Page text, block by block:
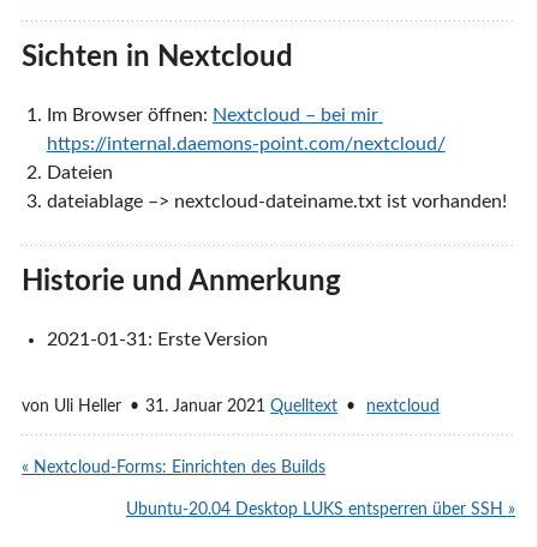
Sichten in Nextcloud
Im Browser öffnen: Nextcloud – bei mir
https://internal.daemons-point.com/nextcloud/
Dateien
dateiablage –> nextcloud-dateiname.txt ist vorhanden!
Historie und Anmerkung
2021-01-31: Erste Version
von Uli Heller 31. Januar 2021 Quelltext nextcloud
« Nextcloud-Forms: Einrichten des Builds
Ubuntu-20.04 Desktop LUKS entsperren über SSH »